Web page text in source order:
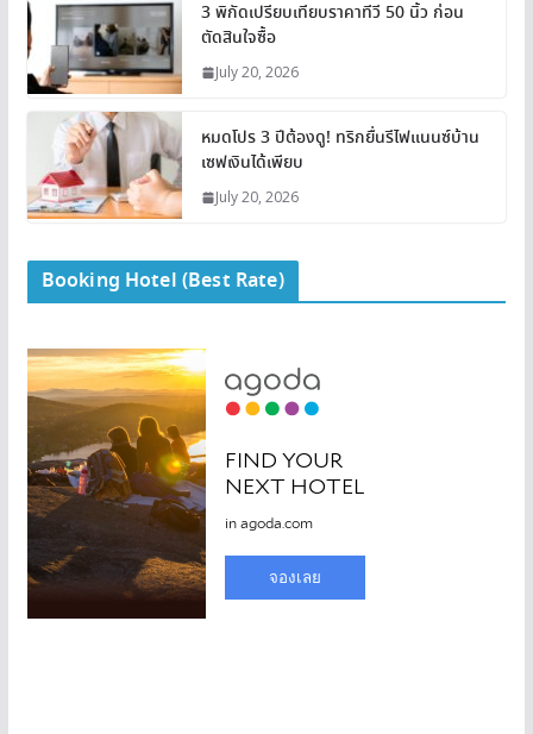
3 พิกัดเปรียบเทียบราคาทีวี 50 นิ้ว ก่อน
ตัดสินใจซื้อ
July 20, 2026
หมดโปร 3 ปีต้องดู! ทริกยื่นรีไฟแนนซ์บ้าน
เซฟเงินได้เพียบ
July 20, 2026
Booking Hotel (Best Rate)